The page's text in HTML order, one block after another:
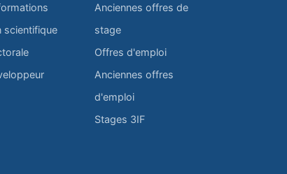
scientifique
Anciennes offres de
stage
Offres d'emploi
Anciennes offres
d'emploi
Stages 3IF